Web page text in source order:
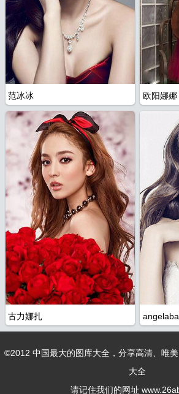
范冰冰
古力娜扎
欧阳娜娜
©2012 中国最大的图库大全，分享高清、唯
大全
请记住我们的网址